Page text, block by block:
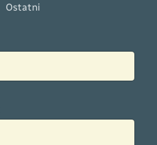
Ostatni